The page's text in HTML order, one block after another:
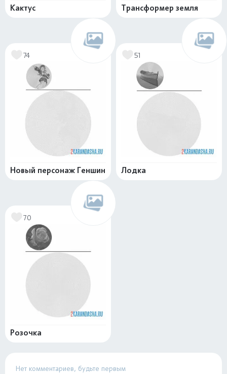
Кактус Трансформер земля
74
Новый персонаж Геншин
51
Лодка
70
Розочка
Нет комментариев, будьте первым